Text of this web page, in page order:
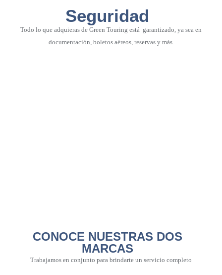
Seguridad
Todo lo que adquieras de Green Touring está garantizado, ya sea en
documentación, boletos aéreos, reservas y más.
CONOCE NUESTRAS DOS
MARCAS
Trabajamos en conjunto para brindarte un servicio completo